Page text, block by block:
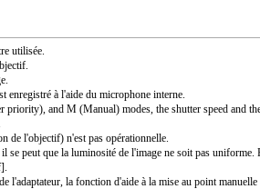
utilisée.
enregistré à l'aide du microphone interne.
and M (Manual) modes, the shutter speed and
de l'objectif) n'est pas opérationnelle.
se peut que la luminosité de l'image ne soit pas uniforme.
l'adaptateur, la fonction d'aide à la mise au point